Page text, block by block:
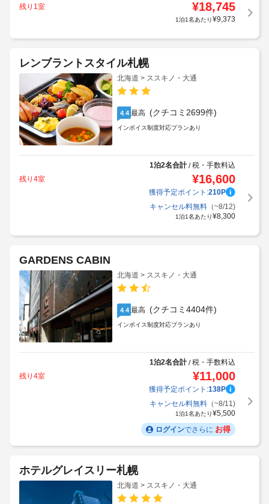
残り1室 ¥18,745
1泊1名あたり¥9,373
レンブラントスタイル札幌
北海道 > ススキノ・大通
4.4 最高 (クチコミ2699件)
インボイス制度対応プランあり
1泊2名合計/税・手数料込
残り4室
¥16,600
獲得予定ポイント:210P
キャンセル料無料（~8/12)
1泊1名あたり¥8,300
GARDENS CABIN
北海道 > ススキノ・大通
4.4 最高 (クチコミ4404件)
インボイス制度対応プランあり
1泊2名合計/税・手数料込
残り4室
¥11,000
獲得予定ポイント:138P
キャンセル料無料（~8/11)
1泊1名あたり¥5,500
ログインでさらに お得
ホテルグレイスリー札幌
北海道 > ススキノ・大通